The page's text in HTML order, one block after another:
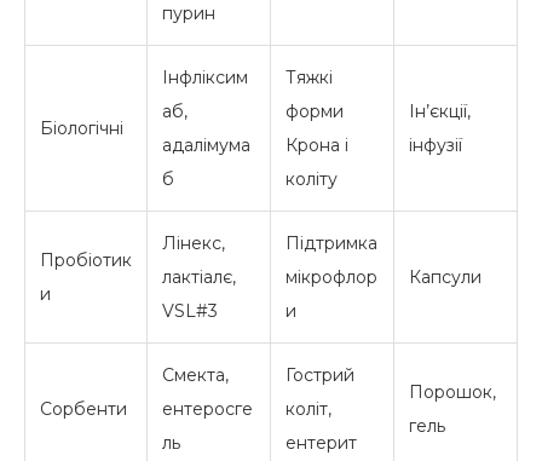
пурин
Біологічні
Інфліксим
аб,
адалімума
б
Тяжкі
форми
Крона і
коліту
Ін’єкції,
інфузії
Пробіотик
и
Лінекс,
лактіалє,
VSL#3
Підтримка
мікрофлор
и
Капсули
Сорбенти
Смекта,
ентеросге
ль
Гострий
коліт,
ентерит
Порошок,
гель